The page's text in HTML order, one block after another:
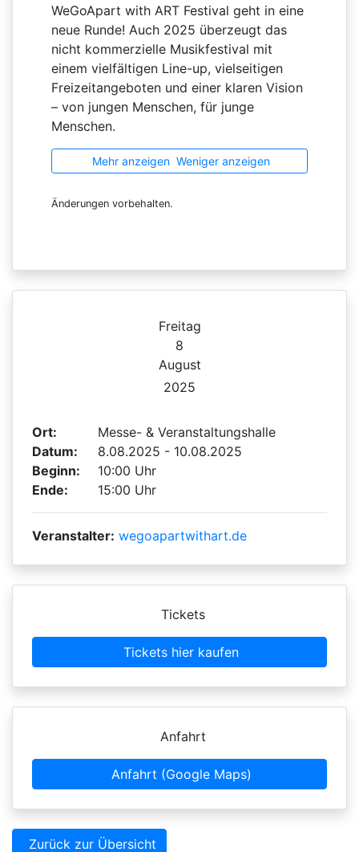
WeGoApart with ART Festival geht in eine
neue Runde! Auch 2025 überzeugt das
nicht kommerzielle Musikfestival mit
einem vielfältigen Line-up, vielseitigen
Freizeitangeboten und einer klaren Vision
– von jungen Menschen, für junge
Menschen.
Mehr anzeigen Weniger anzeigen
Änderungen vorbehalten.
Freitag
8
August
2025
Ort:
Messe- & Veranstaltungshalle
Datum:
8.08.2025 - 10.08.2025
Beginn:
10:00 Uhr
Ende:
15:00 Uhr
Veranstalter: wegoapartwithart.de
Tickets
Tickets hier kaufen
Anfahrt
Anfahrt (Google Maps)
Zurück zur Übersicht